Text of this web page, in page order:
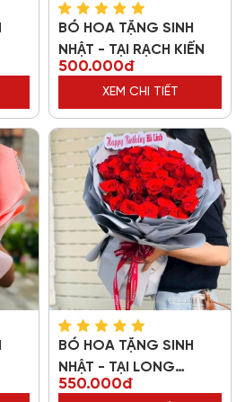
BÓ HOA TẶNG SINH
NHẬT - TẠI RẠCH KIẾN
500.000đ
XEM CHI TIẾT
BÓ HOA TẶNG SINH
NHẬT - TẠI LONG
THƯỢNG
550.000đ